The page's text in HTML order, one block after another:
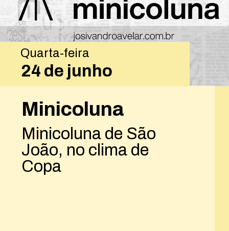
Minicoluna
Minicoluna de São
João, no clima de
Copa
Quarta-feira
24 de junho